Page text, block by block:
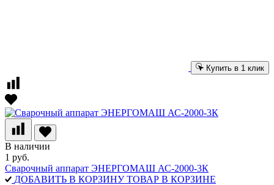
Купить в 1 клик
В наличии
1 руб.
Сварочный аппарат ЭНЕРГОМАШ АС-2000-3К
ДОБАВИТЬ В КОРЗИНУ ТОВАР В КОРЗИНЕ